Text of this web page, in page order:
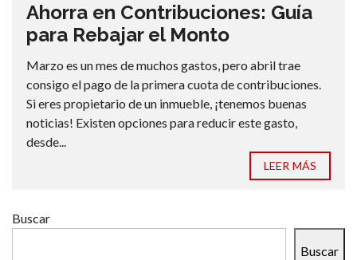
Ahorra en Contribuciones: Guía
para Rebajar el Monto
Marzo es un mes de muchos gastos, pero abril trae
consigo el pago de la primera cuota de contribuciones.
Si eres propietario de un inmueble, ¡tenemos buenas
noticias! Existen opciones para reducir este gasto,
desde...
LEER MÁS
Buscar
Buscar